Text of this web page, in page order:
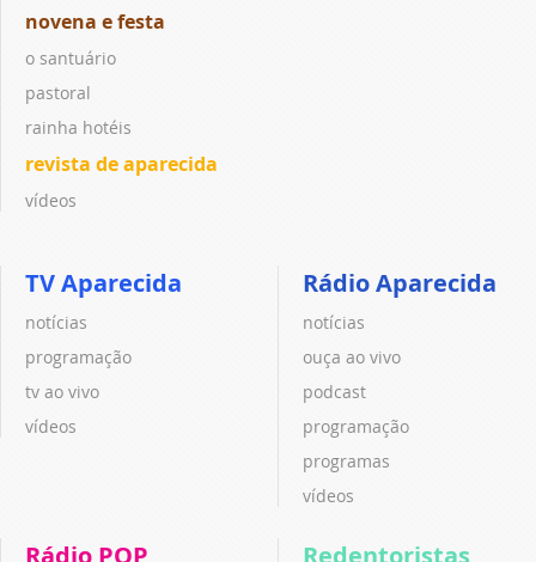
novena e festa
o santuário
pastoral
rainha hotéis
revista de aparecida
vídeos
TV Aparecida
notícias
programação
tv ao vivo
vídeos
Rádio Aparecida
notícias
ouça ao vivo
podcast
programação
programas
vídeos
Rádio POP Redentoristas